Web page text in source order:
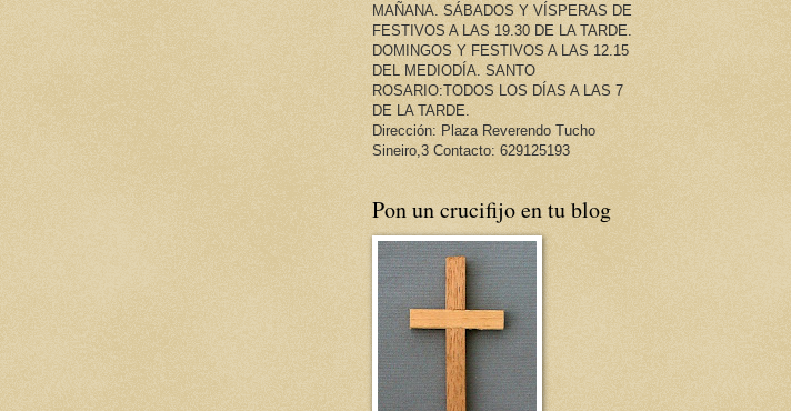
MAÑANA. SÁBADOS Y VÍSPERAS DE
FESTIVOS A LAS 19.30 DE LA TARDE.
DOMINGOS Y FESTIVOS A LAS 12.15
DEL MEDIODÍA. SANTO
ROSARIO:TODOS LOS DÍAS A LAS 7
DE LA TARDE.
Dirección: Plaza Reverendo Tucho
Sineiro,3 Contacto: 629125193
Pon un crucifijo en tu blog